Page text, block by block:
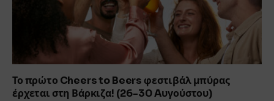
Το πρώτο Cheers to Beers φεστιβάλ μπύρας
έρχεται στη Βάρκιζα! (26-30 Aυγούστου)